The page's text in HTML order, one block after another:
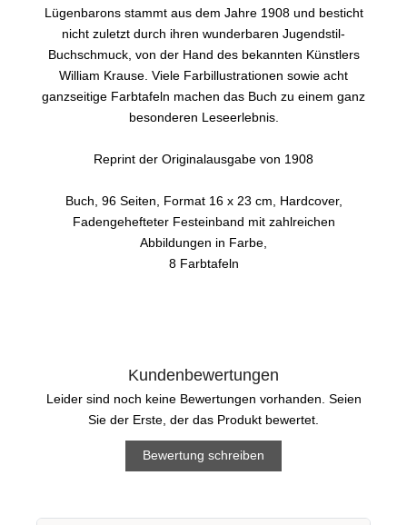
Lügenbarons stammt aus dem Jahre 1908 und besticht
nicht zuletzt durch ihren wunderbaren Jugendstil-
Buchschmuck, von der Hand des bekannten Künstlers
William Krause. Viele Farbillustrationen sowie acht
ganzseitige Farbtafeln machen das Buch zu einem ganz
besonderen Leseerlebnis.
Reprint der Originalausgabe von 1908
Buch, 96 Seiten, Format 16 x 23 cm, Hardcover,
Fadengehefteter Festeinband mit zahlreichen
Abbildungen in Farbe,
8 Farbtafeln
Kundenbewertungen
Leider sind noch keine Bewertungen vorhanden. Seien
Sie der Erste, der das Produkt bewertet.
Bewertung schreiben